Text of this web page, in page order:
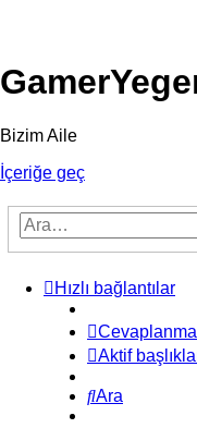
Bizim Aile
İçeriğe geç
Hızlı bağlantılar
Aktif
Ara